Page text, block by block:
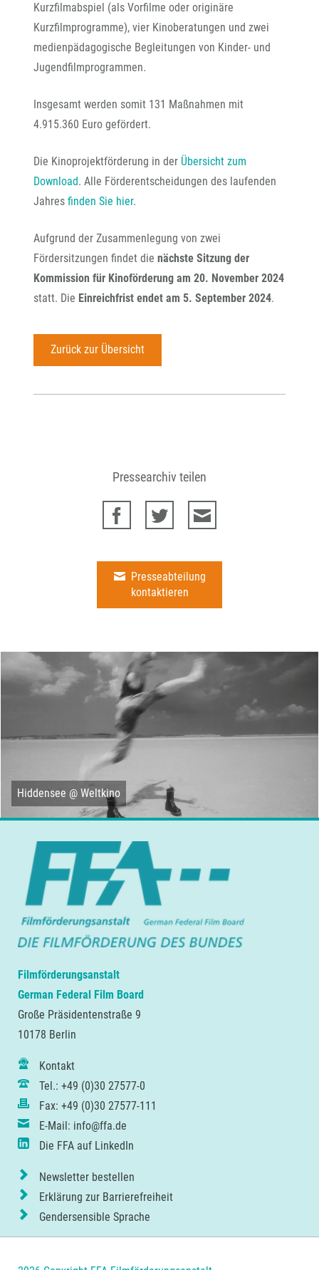
Kurzfilmabspiel (als Vorfilme oder originäre
Kurzfilmprogramme), vier Kinoberatungen und zwei
medienpädagogische Begleitungen von Kinder- und
Jugendfilmprogrammen.
Insgesamt werden somit 131 Maßnahmen mit
4.915.360 Euro gefördert.
Die Kinoprojektförderung in der Übersicht zum
Download. Alle Förderentscheidungen des laufenden
Jahres finden Sie hier.
Aufgrund der Zusammenlegung von zwei
Fördersitzungen findet die nächste Sitzung der
Kommission für Kinoförderung am 20. November 2024
statt. Die Einreichfrist endet am 5. September 2024.
Zurück zur Übersicht
Pressearchiv teilen
Presseabteilung
kontaktieren
Hiddensee @ Weltkino
Filmförderungsanstalt
German Federal Film Board
Große Präsidentenstraße 9
10178 Berlin
Kontakt
Tel.: +49 (0)30 27577-0
Fax: +49 (0)30 27577-111
E-Mail: info@ffa.de
Die FFA auf LinkedIn
Newsletter bestellen
Erklärung zur Barrierefreiheit
Gendersensible Sprache